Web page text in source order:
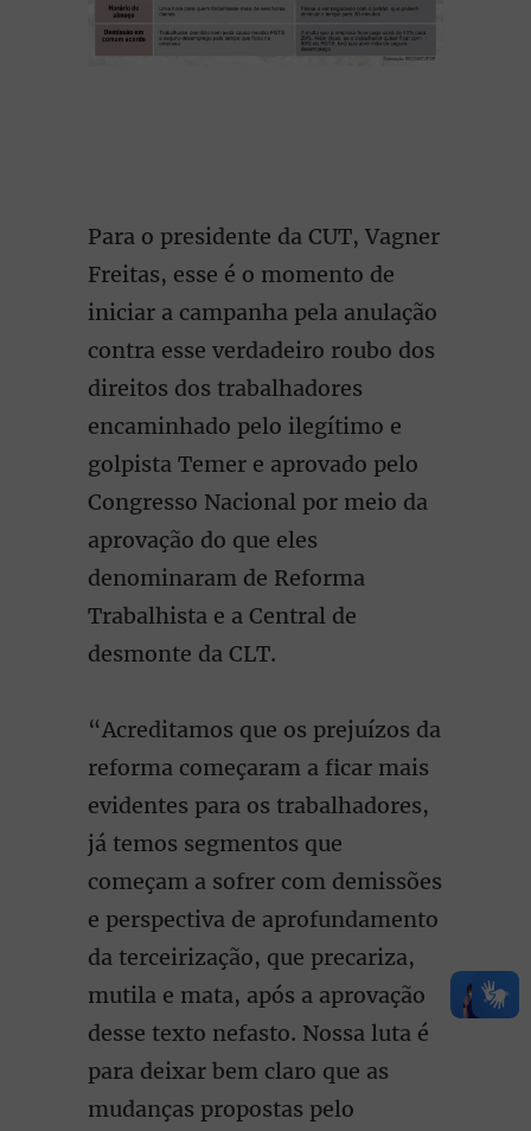
Para o presidente da CUT, Vagner
Freitas, esse é o momento de
iniciar a campanha pela anulação
contra esse verdadeiro roubo dos
direitos dos trabalhadores
encaminhado pelo ilegítimo e
golpista Temer e aprovado pelo
Congresso Nacional por meio da
aprovação do que eles
denominaram de Reforma
Trabalhista e a Central de
desmonte da CLT.
“Acreditamos que os prejuízos da
reforma começaram a ficar mais
evidentes para os trabalhadores,
já temos segmentos que
começam a sofrer com demissões
e perspectiva de aprofundamento
da terceirização, que precariza,
mutila e mata, após a aprovação
desse texto nefasto. Nossa luta é
para deixar bem claro que as
mudanças propostas pelo